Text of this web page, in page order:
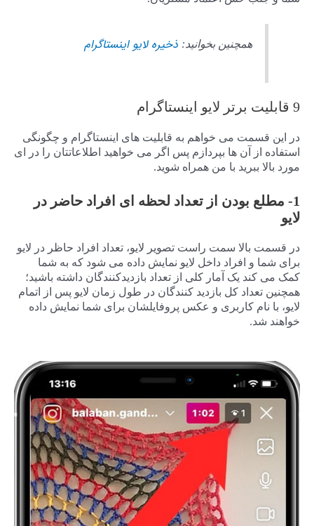
همچنین بخوانید: ذخیره لایو اینستاگرام
9 قابلیت برتر لایو اینستاگرام
در این قسمت می خواهم به قابلیت های اینستاگرام و چگونگی
استفاده از آن ها بپردازم پس اگر می خواهید اطلاعاتتان را در ای
مورد بالا ببرید با من همراه شوید.
1- مطلع بودن از تعداد لحظه ای افراد حاضر در
لایو
در قسمت بالا سمت راست تصویر لایو، تعداد افراد حاظر در لایو
برای شما و افراد داخل لایو نمایش داده می شود که به شما
کمک می کند یک آمار کلی از تعداد بازدیدکنندگان داشته باشید؛
همچنین تعداد کل بازدید کنندگان در طول زمان لایو پس از اتمام
لایو، با نام کاربری و عکس پروفایلشان برای شما نمایش داده
خواهند شد.